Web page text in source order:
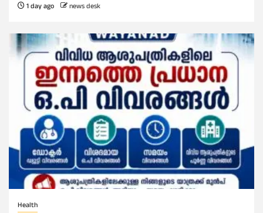
1 day ago news desk
Health